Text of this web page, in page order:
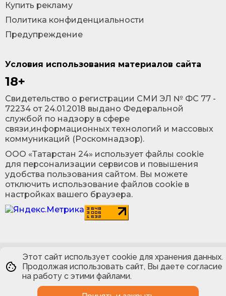
Условия использования материалов сайта
18+
Cвидетельство о регистрации СМИ ЭЛ № ФС 77 -
72234 от 24.01.2018 выдано Федеральной
службой по надзору в сфере
связи,информационных технологий и массовых
коммуникаций (Роскомнадзор).
ООО «Татарстан 24» использует файлы cookie
для персонализации сервисов и повышения
удобства пользования сайтом. Вы можете
отключить использование файлов cookie в
настройках вашего браузера.
Купить рекламу
Политика конфиденциальности
Предупреждение
Этот сайт использует cookie для хранения данных.
Продолжая использовать сайт, Вы даете согласие
на работу с этими файлами.